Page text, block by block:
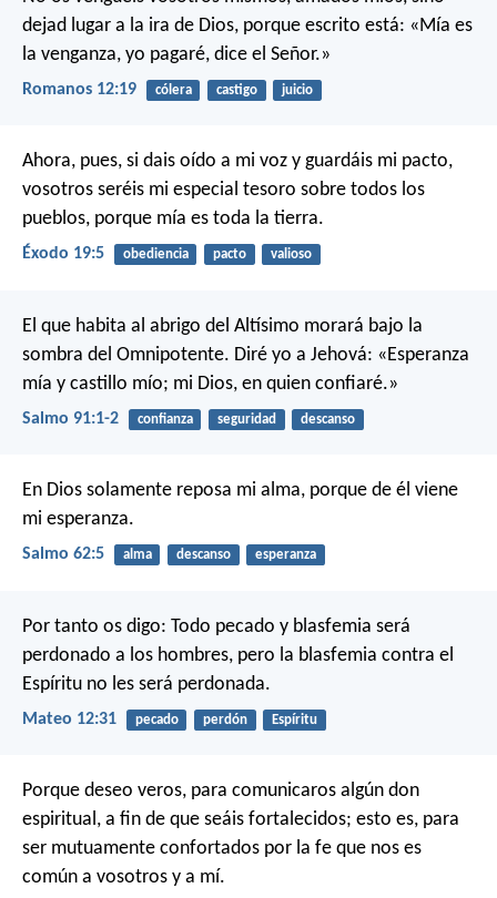
dejad lugar a la ira de Dios, porque escrito está: «Mía es
la venganza, yo pagaré, dice el Señor.»
Romanos 12:19 cólera castigo juicio
Ahora, pues, si dais oído a mi voz y guardáis mi pacto,
vosotros seréis mi especial tesoro sobre todos los
pueblos, porque mía es toda la tierra.
Éxodo 19:5 obediencia pacto valioso
El que habita al abrigo del Altísimo morará bajo la
sombra del Omnipotente. Diré yo a Jehová: «Esperanza
mía y castillo mío; mi Dios, en quien confiaré.»
Salmo 91:1-2 confianza seguridad descanso
En Dios solamente reposa mi alma, porque de él viene
mi esperanza.
Salmo 62:5 alma descanso esperanza
Por tanto os digo: Todo pecado y blasfemia será
perdonado a los hombres, pero la blasfemia contra el
Espíritu no les será perdonada.
Mateo 12:31 pecado perdón Espíritu
Porque deseo veros, para comunicaros algún don
espiritual, a fin de que seáis fortalecidos; esto es, para
ser mutuamente confortados por la fe que nos es
común a vosotros y a mí.